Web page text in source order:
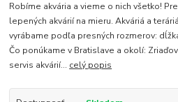
Robíme akvária a vieme o nich všetko!
lepených akvárií na mieru. Akváriá a
vyrábame podľa presných rozmerov:
Čo ponúkame v Bratislave a okolí:
servis akvárií... celý popis